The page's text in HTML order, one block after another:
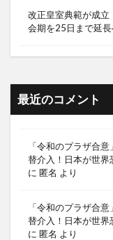
改正皇室典範が成
会期を25日まで延
最近のコメント
「令和のプラザ合
替介入！日本が世
に 匿名 より
「令和のプラザ合
替介入！日本が世
に 匿名 より